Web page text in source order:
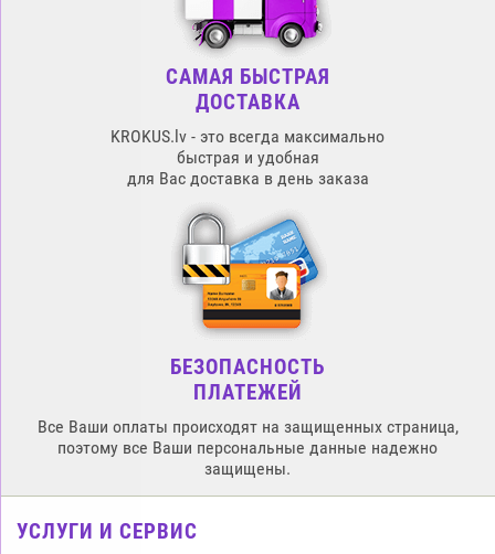
САМАЯ БЫСТРАЯ
ДОСТАВКА
KROKUS.lv - это всегда максимально
быстрая и удобная
для Вас доставка в день заказа
БЕЗОПАСНОСТЬ
ПЛАТЕЖЕЙ
Все Ваши оплаты происходят на защищенных страница,
поэтому все Ваши персональные данные надежно
защищены.
УСЛУГИ И СЕРВИС